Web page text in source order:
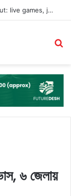
What makes LolaJack Casino UK stand out: live games, jackpots, and VIP loyalty rewards
৬ জেলায়